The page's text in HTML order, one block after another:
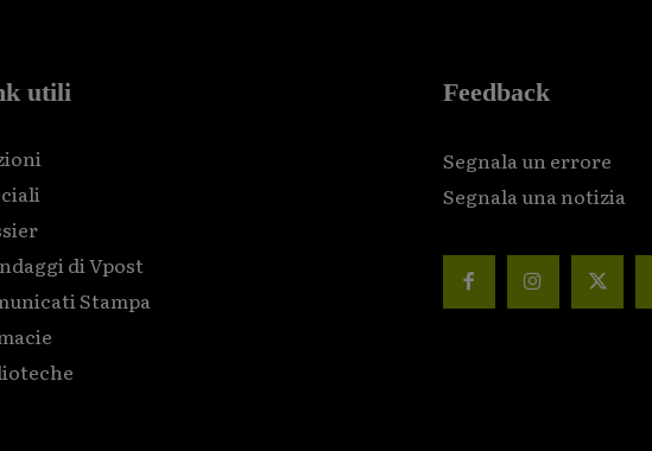
utili
di Vpost
Stampa
Feedback
Segnala un errore
Segnala una notizia